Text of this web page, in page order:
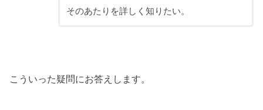
そのあたりを詳しく知りたい。
こういった疑問にお答えします。